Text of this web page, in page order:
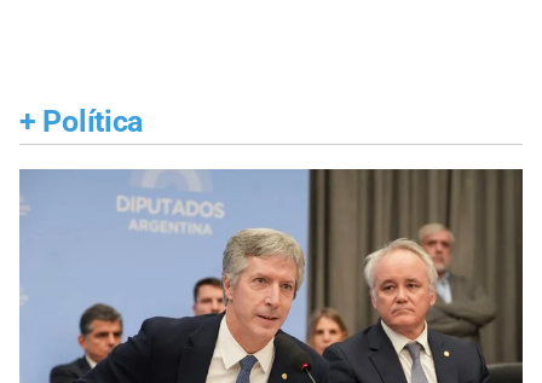
+ Política